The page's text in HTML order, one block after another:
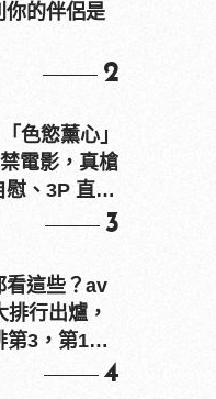
你的伴侶是
2
色慾薰心」
電影，真槍
、3P 直接
3
看這些？av
行出爐，
3，第1名
4